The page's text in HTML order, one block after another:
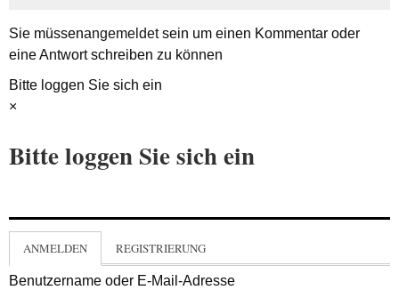
Sie müssenangemeldetsein um einen Kommentar oder
eine Antwort schreiben zu können
Bitte loggen Sie sich ein
×
Bitte loggen Sie sich ein
ANMELDEN REGISTRIERUNG
Benutzername oder E-Mail-Adresse